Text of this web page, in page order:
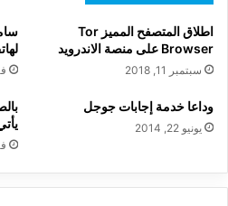
اطلاق المتصفح المميز Tor
Browser على منصة الاندرويد
سبتمبر 11, 2018
وداعا خدمة إجابات جوجل
يونيو 22, 2014